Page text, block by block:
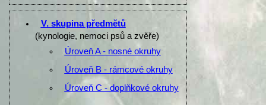
V. skupina předmětů
(kynologie, nemoci psů a zvěře)
Úroveň A - nosné okruhy
Úroveň B - rámcové okruhy
Úroveň C - doplňkové okruhy